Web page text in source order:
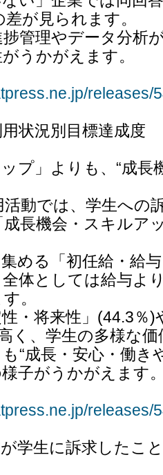
が見られます。
管理やデータ分析
うかがえます。
releases/
状況別目標達成度
プ」よりも、“成長
活動では、学生への
長機会・スキルア
める「初任給・給
体としては給与よ
。
・将来性」(44.3％
く、学生の多様な
“成長・安心・働き
子がうかがえます
releases/
学生に訴求したこと